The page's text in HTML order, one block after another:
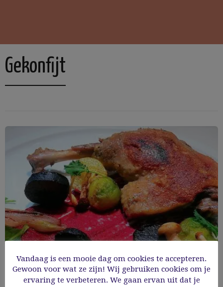
Gekonfijt
Vandaag is een mooie dag om cookies te accepteren.
Gewoon voor wat ze zijn! Wij gebruiken cookies om je
ervaring te verbeteren. We gaan ervan uit dat je